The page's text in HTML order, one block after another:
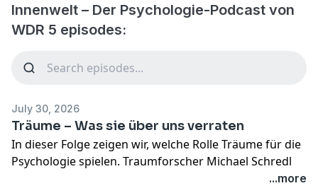
Innenwelt – Der Psychologie-Podcast von
WDR 5 episodes:
July 30, 2026
Träume – Was sie über uns verraten
In dieser Folge zeigen wir, welche Rolle Träume für die
Psychologie spielen. Traumforscher Michael Schredl
...more